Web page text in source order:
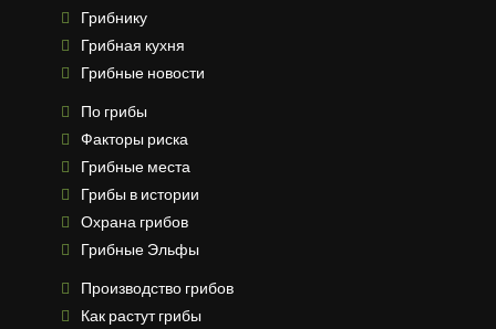
Грибнику
Грибная кухня
Грибные новости
По грибы
Факторы риска
Грибные места
Грибы в истории
Охрана грибов
Грибные Эльфы
Производство грибов
Как растут грибы